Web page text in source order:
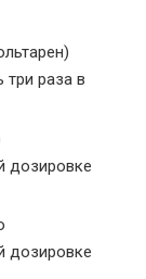
три раза в
дозировке
дозировке